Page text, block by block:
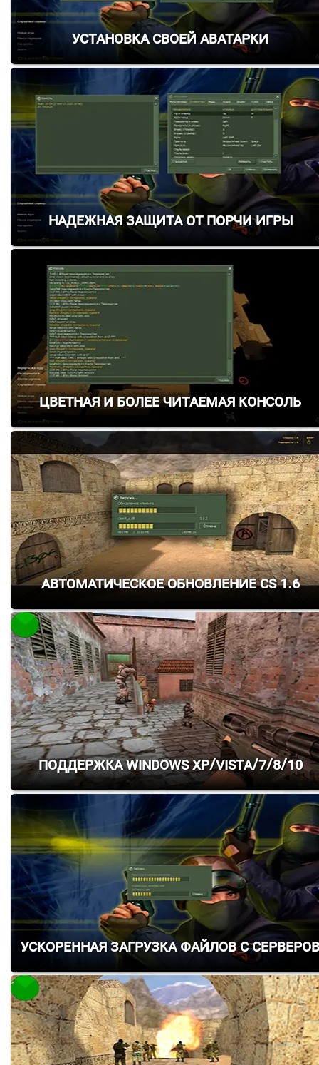
Установка своей Аватарки
Надежная защита от порчи игры
Цветная и более читаемая консоль
Автоматическое обновление CS 1.6
Поддержка Windows XP/Vista/7/8/10
Ускоренная загрузка файлов с серверов